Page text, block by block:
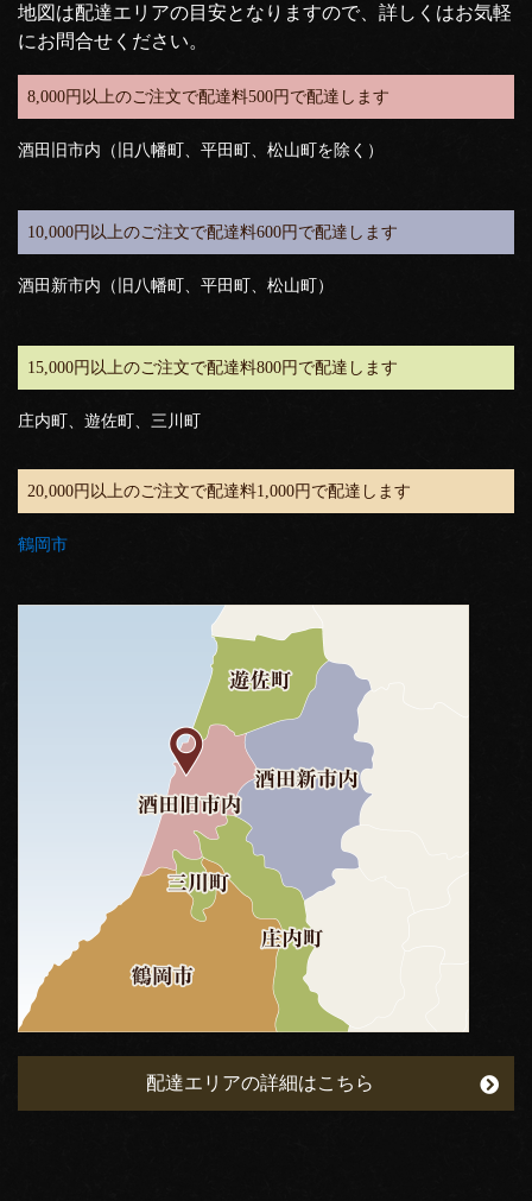
地図は配達エリアの目安となりますので、詳しくはお気軽
にお問合せください。
8,000円以上のご注文で配達料500円で配達します
酒田旧市内（旧八幡町、平田町、松山町を除く）
10,000円以上のご注文で配達料600円で配達します
酒田新市内（旧八幡町、平田町、松山町）
15,000円以上のご注文で配達料800円で配達します
庄内町、遊佐町、三川町
20,000円以上のご注文で配達料1,000円で配達します
鶴岡市
配達エリアの詳細はこちら